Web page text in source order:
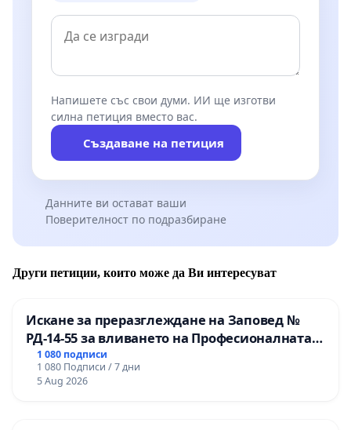
Напишете със свои думи. ИИ ще изготви
силна петиция вместо вас.
Създаване на петиция
Данните ви остават ваши
Поверителност по подразбиране
Други петиции, които може да Ви интересуват
Искане за преразглеждане на Заповед №
РД-14-55 за вливането на Професионалната
гимназия по промишлени технологии в
Професионалната гимназия по икономика и
мениджмънт – гр. Пазарджик
1 080 подписи
1 080 Подписи / 7 дни
5 Aug 2026